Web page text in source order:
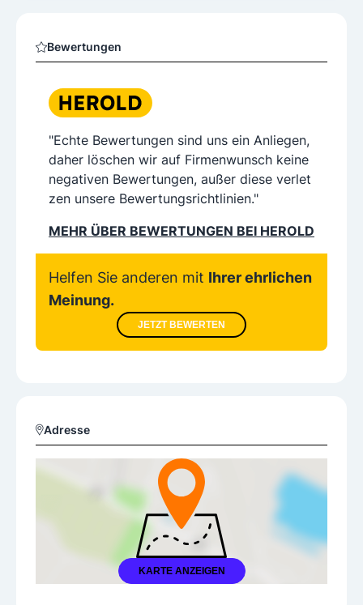
Bewertungen
"Echte Bewertungen sind uns ein Anliegen,
daher löschen wir auf Firmenwunsch keine
negativen Bewertungen, außer diese verlet
zen unsere Bewertungsrichtlinien."
MEHR ÜBER BEWERTUNGEN BEI HEROLD
Helfen Sie anderen mit Ihrer ehrlichen
Meinung.
JETZT BEWERTEN
Adresse
KARTE ANZEIGEN